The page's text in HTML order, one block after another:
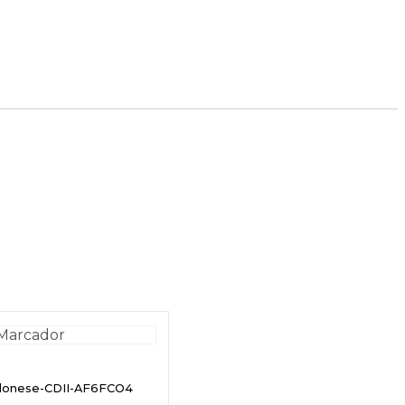
CDII-AF6FCO4